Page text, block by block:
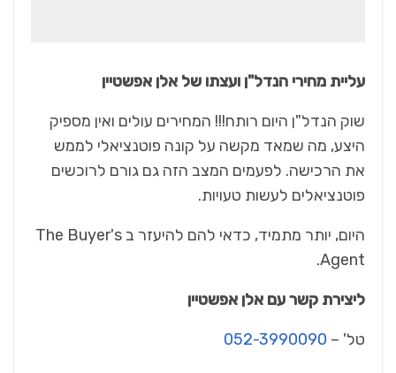
עליית מחירי הנדל"ן ועצתו של אלן אפשטיין
שוק הנדל"ן היום רותח!!! המחירים עולים ואין מספיק
היצע, מה שמאד מקשה על קונה פוטנציאלי לממש
את הרכישה. לפעמים המצב הזה גם גורם לרוכשים
פוטנציאלים לעשות טעויות.
היום, יותר מתמיד, כדאי להם להיעזר ב The Buyer's
Agent.
ליצירת קשר עם אלן אפשטיין
טל' – 052-3990090